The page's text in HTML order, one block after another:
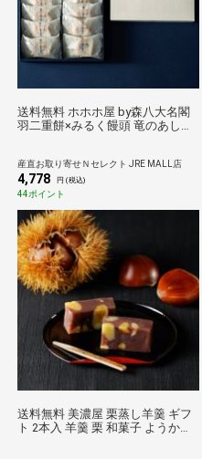
送料無料 ホホホ屋 by森八大名閣
羽二重餅×みるく饅頭 竜のあしあ
産直お取り寄せＮセレクト JRE MALL店
4,778 円 (税込)
44ポイント
送料無料 美濃屋 栗蒸し羊羹 ギフ
ト 2本入 羊羹 栗 和菓子 ようかん